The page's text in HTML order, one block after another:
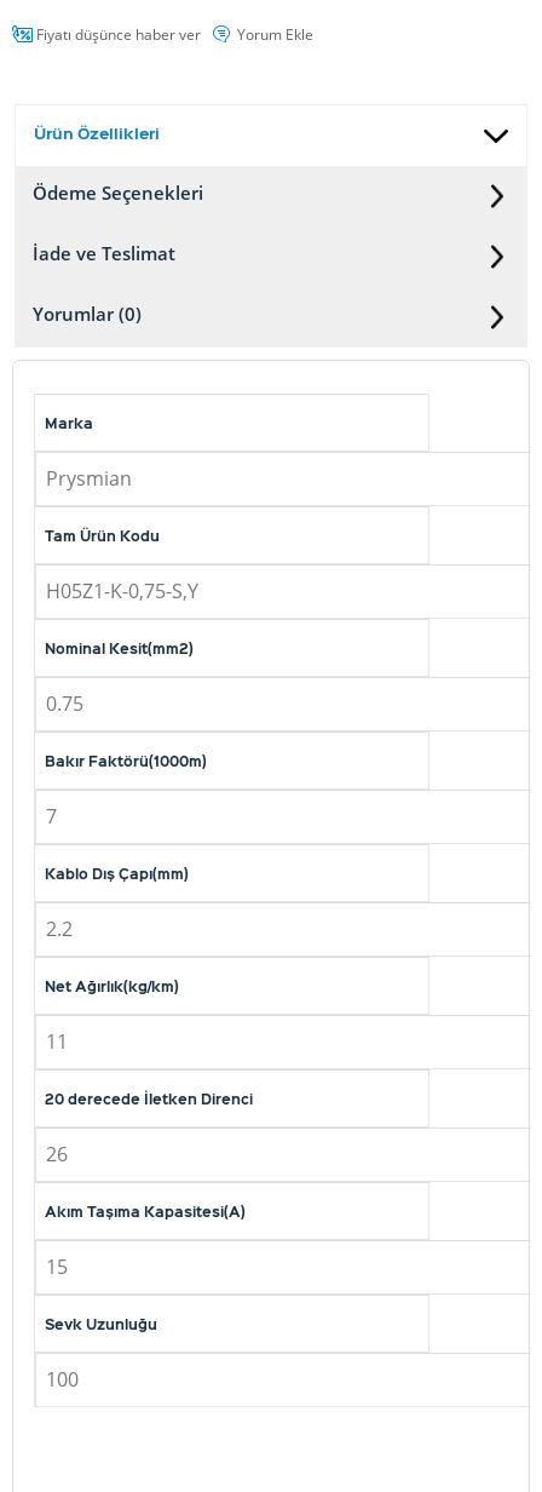
Fiyatı düşünce haber ver Yorum Ekle
Ürün Özellikleri
Ödeme Seçenekleri
İade ve Teslimat
Yorumlar (0)
Marka
Prysmian
Tam Ürün Kodu
H05Z1-K-0,75-S,Y
Nominal Kesit(mm2)
0.75
Bakır Faktörü(1000m)
7
Kablo Dış Çapı(mm)
2.2
Net Ağırlık(kg/km)
11
20 derecede İletken Direnci
26
Akım Taşıma Kapasitesi(A)
15
Sevk Uzunluğu
100